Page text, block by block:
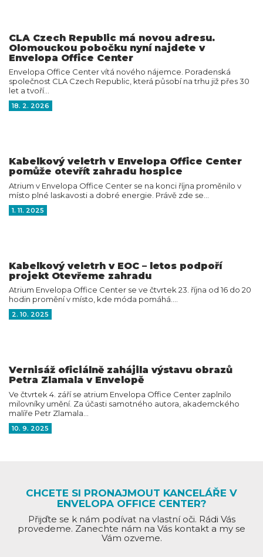
CLA Czech Republic má novou adresu.
Olomouckou pobočku nyní najdete v
Envelopa Office Center
Envelopa Office Center vítá nového nájemce. Poradenská
společnost CLA Czech Republic, která působí na trhu již přes 30
let a tvoří…
18. 2. 2026
Kabelkový veletrh v Envelopa Office Center
pomůže otevřít zahradu hospice
Atrium v Envelopa Office Center se na konci října proměnilo v
místo plné laskavosti a dobré energie. Právě zde se…
1. 11. 2025
Kabelkový veletrh v EOC – letos podpoří
projekt Otevřeme zahradu
Atrium Envelopa Office Center se ve čtvrtek 23. října od 16 do 20
hodin promění v místo, kde móda pomáhá.…
2. 10. 2025
Vernisáž oficiálně zahájila výstavu obrazů
Petra Zlamala v Envelopě
Ve čtvrtek 4. září se atrium Envelopa Office Center zaplnilo
milovníky umění. Za účasti samotného autora, akademckého
malíře Petr Zlamala…
10. 9. 2025
CHCETE SI PRONAJMOUT KANCELÁŘE V
ENVELOPA OFFICE CENTER?
Přijďte se k nám podívat na vlastní oči. Rádi Vás
provedeme. Zanechte nám na Vás kontakt a my se
Vám ozveme.